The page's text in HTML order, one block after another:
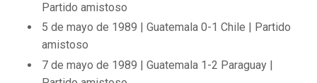
Partido amistoso
5 de mayo de 1989 | Guatemala 0-1 Chile | Partido
amistoso
7 de mayo de 1989 | Guatemala 1-2 Paraguay |